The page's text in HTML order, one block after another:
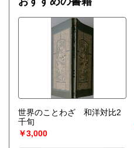
世界のことわざ 和洋対比2
千旬
￥3,000